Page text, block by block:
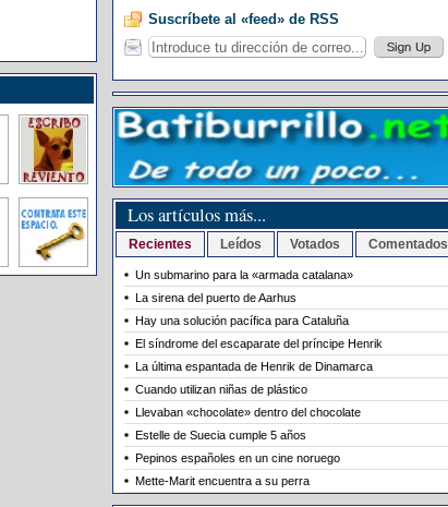
Suscríbete al «feed» de RSS
Los artículos más...
Recientes Leídos Votados Comentados
Un submarino para la «armada catalana»
La sirena del puerto de Aarhus
Hay una solución pacífica para Cataluña
El síndrome del escaparate del príncipe Henrik
La última espantada de Henrik de Dinamarca
Cuando utilizan niñas de plástico
Llevaban «chocolate» dentro del chocolate
Estelle de Suecia cumple 5 años
Pepinos españoles en un cine noruego
Mette-Marit encuentra a su perra